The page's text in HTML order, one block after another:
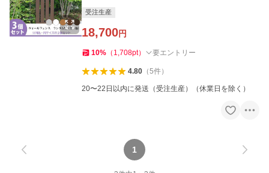
受注生産
18,700円
10% （ 1,708pt） 要エントリー
4.80（5件）
20〜22日以内に発送（受注生産）（休業日を除く）
1